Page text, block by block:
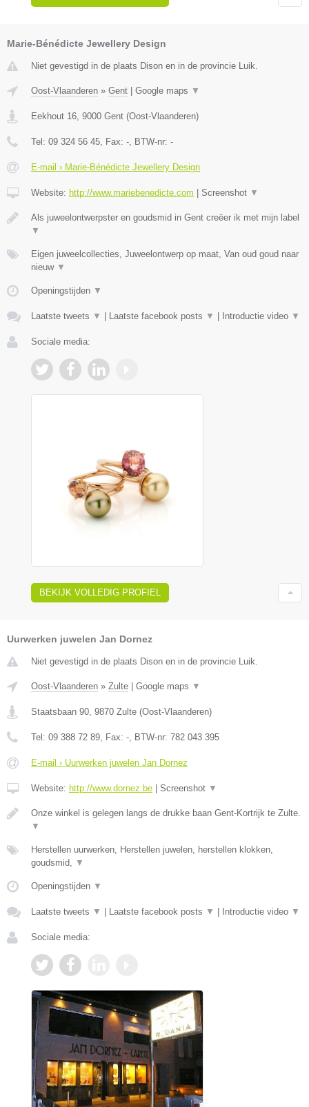
Marie-Bénédicte Jewellery Design
Niet gevestigd in de plaats Dison en in de provincie Luik.
Oost-Vlaanderen » Gent Google maps ▼
Eekhout 16, 9000 Gent (Oost-Vlaanderen)
Tel: 09 324 56 45, Fax: -, BTW-nr: -
E-mail › Marie-Bénédicte Jewellery Design
Website: http://www.mariebenedicte.com Screenshot ▼
Als juweelontwerpster en goudsmid in Gent creëer ik met mijn label
▼
Eigen juweelcollecties, Juweelontwerp op maat, Van oud goud naar
nieuw ▼
Openingstijden ▼
Laatste tweets ▼ Laatste facebook posts ▼ Introductie video ▼
Sociale media:
BEKIJK VOLLEDIG PROFIEL
Uurwerken juwelen Jan Dornez
Niet gevestigd in de plaats Dison en in de provincie Luik.
Oost-Vlaanderen » Zulte Google maps ▼
Staatsbaan 90, 9870 Zulte (Oost-Vlaanderen)
Tel: 09 388 72 89, Fax: -, BTW-nr: 782 043 395
E-mail › Uurwerken juwelen Jan Dornez
Website: http://www.dornez.be Screenshot ▼
Onze winkel is gelegen langs de drukke baan Gent-Kortrijk te Zulte.
▼
Herstellen uurwerken, Herstellen juwelen, herstellen klokken,
goudsmid, ▼
Openingstijden ▼
Laatste tweets ▼ Laatste facebook posts ▼ Introductie video ▼
Sociale media: